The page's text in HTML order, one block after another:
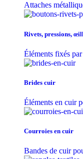
Attaches
Rivets, pressions,
Éléments fixés par
Brides cuir
Éléments en cuir
Courroies en cuir
Bandes de cuir